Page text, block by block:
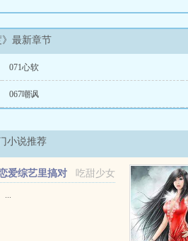
》最新章节
071心软
067嘲讽
小说推荐
吃甜少女
爱综艺里搞对
...